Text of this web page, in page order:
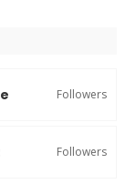
Followers
Followers